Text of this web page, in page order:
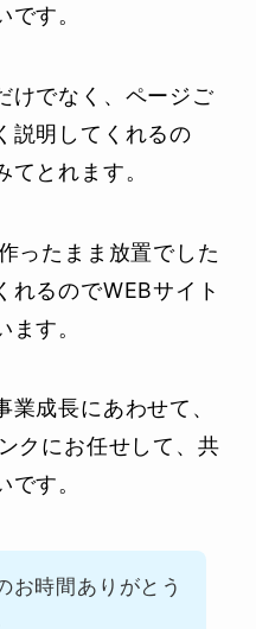
す。
けでなく、ページご
説明してくれるの
とれます。
ったまま放置でした
れるのでWEBサイト
す。
成長にあわせて、
クにお任せして、共
す。
お時間ありがとう